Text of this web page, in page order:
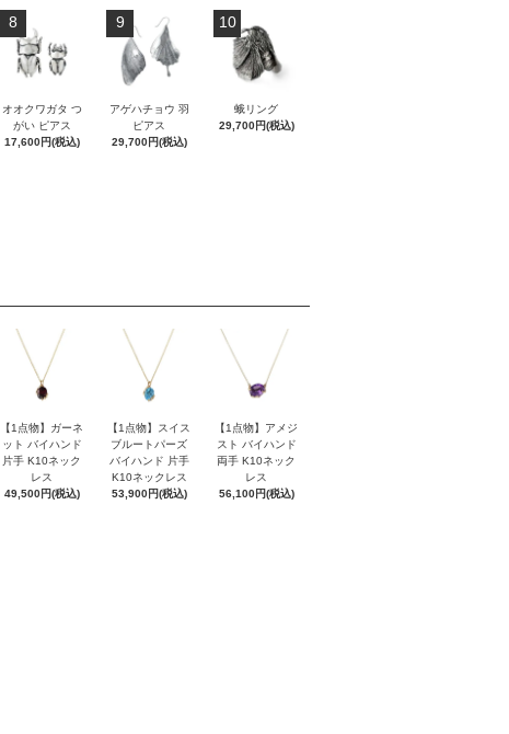
8
オオクワガタ つ
がい ピアス
17,600円(税込)
9
アゲハチョウ 羽
ピアス
29,700円(税込)
10
蛾リング
29,700円(税込)
【1点物】ガーネ
ット バイハンド
片手 K10ネック
レス
49,500円(税込)
【1点物】スイス
ブルートパーズ
バイハンド 片手
K10ネックレス
53,900円(税込)
【1点物】アメジ
スト バイハンド
両手 K10ネック
レス
56,100円(税込)